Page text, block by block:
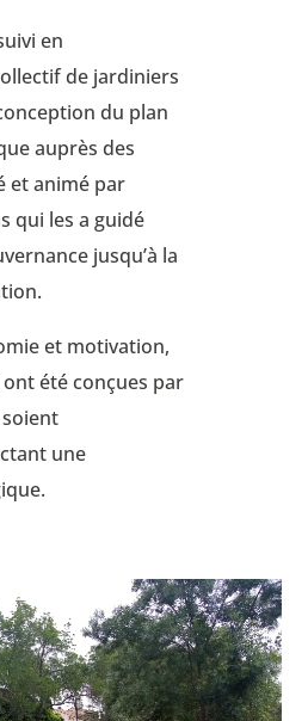
en
de jardiniers
du plan
auprès des
et animé par
qui les a guidé
jusqu’à la
et motivation,
été conçues par
soient
une